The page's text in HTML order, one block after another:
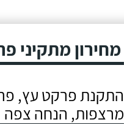
מחירון מתקיני
התקנת פרקט עץ,
מרצפות, הנחה צפה